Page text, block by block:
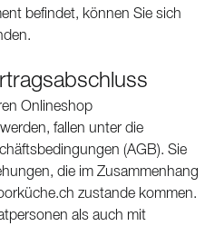
befindet, können Sie sich
Onlineshop
fallen unter die
(AGB). Sie
die im Zusammenhang
zustande kommen.
als auch mit